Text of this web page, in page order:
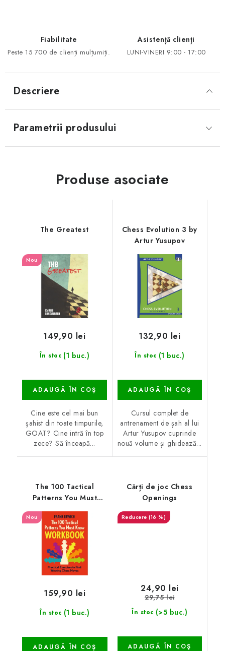
Fiabilitate
Peste 15 700 de clienți mulțumiți.
Asistență clienți
LUNI-VINERI 9:00 - 17:00
Descriere
Parametrii produsului
Produse asociate
The Greatest
Nou
În stoc (1 buc.)
149,90 lei
ADAUGĂ ÎN COŞ
Cine este cel mai bun
șahist din toate timpurile,
GOAT? Cine intră în top
zece? Să înceapă...
Chess Evolution 3 by
Artur Yusupov
În stoc (1 buc.)
132,90 lei
ADAUGĂ ÎN COŞ
Cursul complet de
antrenament de șah al lui
Artur Yusupov cuprinde
nouă volume și ghidează...
The 100 Tactical
Patterns You Must
Nou
În stoc (1 buc.)
159,90 lei
ADAUGĂ ÎN COŞ
Cărți de joc Chess
Openings
(16 %)
În stoc (>5 buc.)
24,90 lei
29,75 lei
ADAUGĂ ÎN COŞ